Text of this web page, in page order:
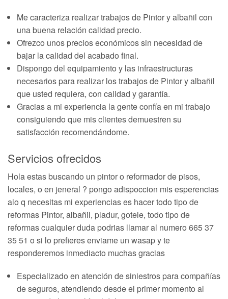
Me caracteriza realizar trabajos de Pintor y albañil con
una buena relación calidad precio.
Ofrezco unos precios económicos sin necesidad de
bajar la calidad del acabado final.
Dispongo del equipamiento y las infraestructuras
necesarios para realizar los trabajos de Pintor y albañil
que usted requiera, con calidad y garantía.
Gracias a mi experiencia la gente confía en mi trabajo
consiguiendo que mis clientes demuestren su
satisfacción recomendándome.
Servicios ofrecidos
Hola estas buscando un pintor o reformador de pisos,
locales, o en jeneral ? pongo adispoccion mis esperencias
alo q necesitas mi experiencias es hacer todo tipo de
reformas Pintor, albañil, pladur, gotele, todo tipo de
reformas cualquier duda podrias llamar al numero 665 37
35 51 o si lo prefieres enviame un wasap y te
responderemos inmediacto muchas gracias
Especializado en atención de siniestros para compañías
de seguros, atendiendo desde el primer momento al